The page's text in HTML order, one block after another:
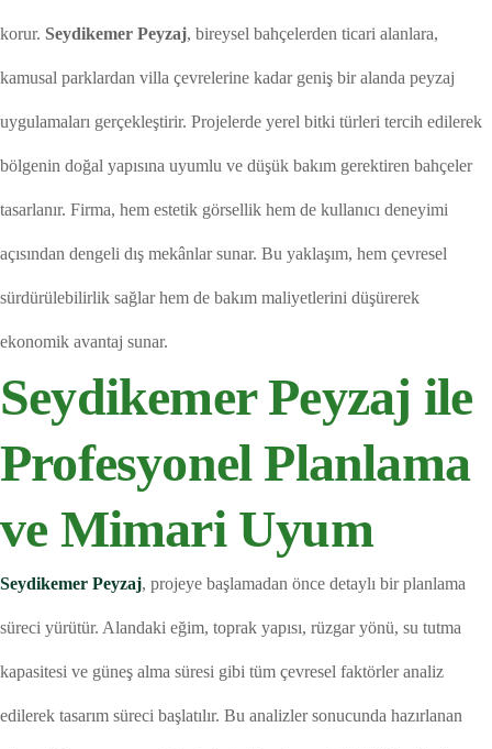
korur. Seydikemer Peyzaj, bireysel bahçelerden ticari alanlara,
kamusal parklardan villa çevrelerine kadar geniş bir alanda peyzaj
uygulamaları gerçekleştirir. Projelerde yerel bitki türleri tercih edilerek
bölgenin doğal yapısına uyumlu ve düşük bakım gerektiren bahçeler
tasarlanır. Firma, hem estetik görsellik hem de kullanıcı deneyimi
açısından dengeli dış mekânlar sunar. Bu yaklaşım, hem çevresel
sürdürülebilirlik sağlar hem de bakım maliyetlerini düşürerek
ekonomik avantaj sunar.
Seydikemer Peyzaj ile
Profesyonel Planlama
ve Mimari Uyum
Seydikemer Peyzaj, projeye başlamadan önce detaylı bir planlama
süreci yürütür. Alandaki eğim, toprak yapısı, rüzgar yönü, su tutma
kapasitesi ve güneş alma süresi gibi tüm çevresel faktörler analiz
edilerek tasarım süreci başlatılır. Bu analizler sonucunda hazırlanan